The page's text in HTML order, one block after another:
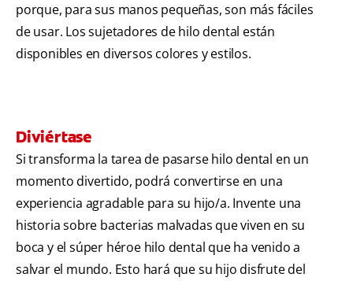
porque, para sus manos pequeñas, son más fáciles
de usar. Los sujetadores de hilo dental están
disponibles en diversos colores y estilos.
Diviértase
Si transforma la tarea de pasarse hilo dental en un
momento divertido, podrá convertirse en una
experiencia agradable para su hijo/a. Invente una
historia sobre bacterias malvadas que viven en su
boca y el súper héroe hilo dental que ha venido a
salvar el mundo. Esto hará que su hijo disfrute del